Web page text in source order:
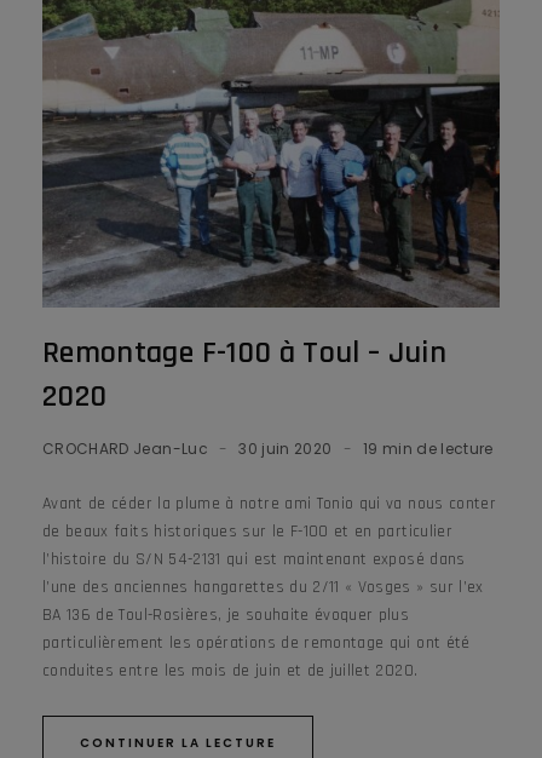
Remontage F-100 à Toul – Juin
2020
CROCHARD Jean-Luc 30 juin 2020 19 min de lecture
Avant de céder la plume à notre ami Tonio qui va nous conter
de beaux faits historiques sur le F-100 et en particulier
l’histoire du S/N 54-2131 qui est maintenant exposé dans
l’une des anciennes hangarettes du 2/11 « Vosges » sur l’ex
BA 136 de Toul-Rosières, je souhaite évoquer plus
particulièrement les opérations de remontage qui ont été
conduites entre les mois de juin et de juillet 2020.
CONTINUER LA LECTURE